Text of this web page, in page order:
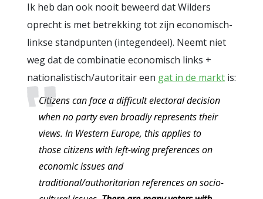
Ik heb dan ook nooit beweerd dat Wilders
oprecht is met betrekking tot zijn economisch-
linkse standpunten (integendeel). Neemt niet
weg dat de combinatie economisch links +
nationalistisch/autoritair een gat in de markt is:
Citizens can face a difficult electoral decision
when no party even broadly represents their
views. In Western Europe, this applies to
those citizens with left-wing preferences on
economic issues and
traditional/authoritarian references on socio-